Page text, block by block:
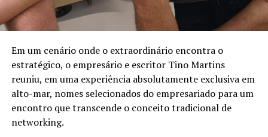
Aplique a base em todo o rosto;
Em um cenário onde o extraordinário encontra o
estratégico, o empresário e escritor Tino Martins
reuniu, em uma experiência absolutamente exclusiva em
alto-mar, nomes selecionados do empresariado para um
encontro que transcende o conceito tradicional de
networking.